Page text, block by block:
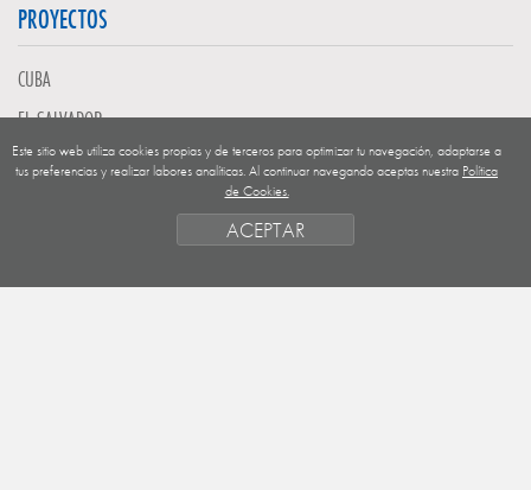
Este sitio web utiliza cookies propias y de terceros para optimizar tu navegación, adaptarse a
tus preferencias y realizar labores analíticas. Al continuar navegando aceptas nuestra Política
de Cookies.
ACEPTAR
PROYECTOS
CUBA
EL SALVADOR
GUATEMALA
EUROPA